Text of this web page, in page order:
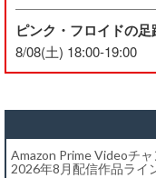
ピンク・フロイドの足
8/08(土) 18:00-19:00
Amazon Prime Videoチ
2026年8月配信作品ライ